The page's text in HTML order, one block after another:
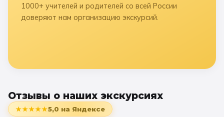
1000+ учителей и родителей со всей России
доверяют нам организацию экскурсий.
Отзывы о наших экскурсиях
★★★★★5,0 на Яндексе